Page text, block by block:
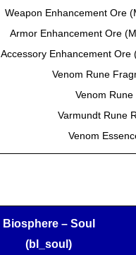
Weapon Enhancement Ore
Armor Enhancement Ore
Accessory Enhancement Ore
Venom Rune
Venom Rune
Varmundt Rune
Venom
Biosphere – Soul
(bl_soul)